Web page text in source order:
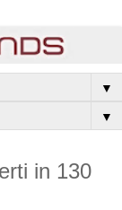
▼
▼
in 130